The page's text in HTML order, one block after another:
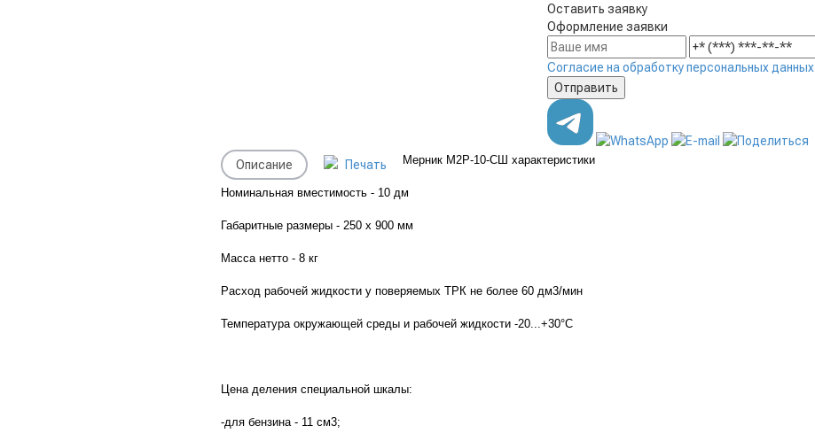
Оставить заявку
Оформление заявки
Согласие на обработку персональных данных
Описание Печать Мерник М2Р-10-СШ характеристики
Номинальная вместимость - 10 дм
Габаритные размеры - 250 х 900 мм
Масса нетто - 8 кг
Расход рабочей жидкости у поверяемых ТРК не более 60 дм3/мин
Температура окружающей среды и рабочей жидкости -20...+30°С
Цена деления специальной шкалы:
-для бензина - 11 см3;